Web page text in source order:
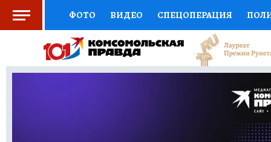
ФОТО ВИДЕО СПЕЦОПЕРАЦИЯ
СОЦПОДДЕРЖКА НАУКА СПОРТ
ВЫБОР ЭКСПЕРТОВ ДОКТОР
ПРОГНОЗЫ НА СПОРТ